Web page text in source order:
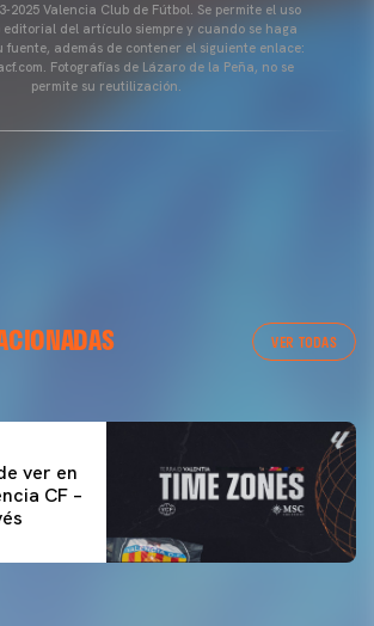
2025 Valencia Club de Fútbol. Se permite el uso
editorial del artículo siempre y cuando se haga
fuente, además de contener el siguiente enlace:
Fotografías de Lázaro de la Peña, no se
permite su reutilización.
VER TODAS
DEL VALENCIA CF 04/03/26
ver en
CF –